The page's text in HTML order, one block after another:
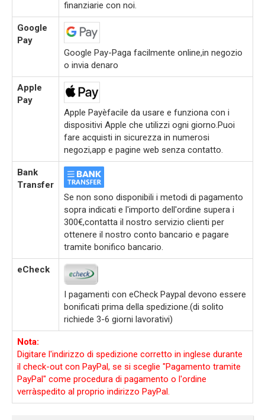
finanziarie con noi.
Google
Pay
Google Pay-Paga facilmente online,in negozio
o invia denaro
Apple
Pay
Apple Payèfacile da usare e funziona con i
dispositivi Apple che utilizzi ogni giorno.Puoi
fare acquisti in sicurezza in numerosi
negozi,app e pagine web senza contatto.
Bank
Transfer
Se non sono disponibili i metodi di pagamento
sopra indicati e l'importo dell'ordine supera i
300€,contatta il nostro servizio clienti per
ottenere il nostro conto bancario e pagare
tramite bonifico bancario.
eCheck
I pagamenti con eCheck Paypal devono essere
bonificati prima della spedizione.(di solito
richiede 3-6 giorni lavorativi)
Nota:
Digitare l'indirizzo di spedizione corretto in inglese durante
il check-out con PayPal, se si sceglie "Pagamento tramite
PayPal" come procedura di pagamento o l'ordine
verràspedito al proprio indirizzo PayPal.